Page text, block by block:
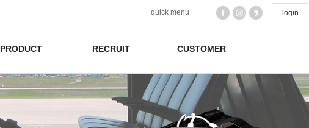
quick menu login
PRODUCT RECRUIT CUSTOMER